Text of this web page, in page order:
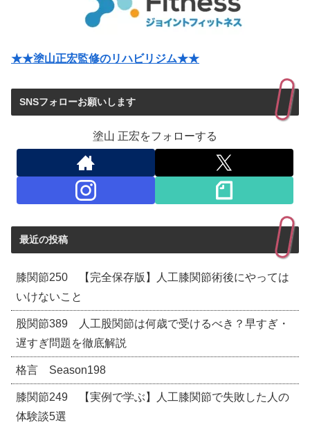
★★塗山正宏監修のリハビリジム★★
SNSフォローお願いします
塗山 正宏をフォローする
最近の投稿
膝関節250 【完全保存版】人工膝関節術後にやっては
いけないこと
股関節389 人工股関節は何歳で受けるべき？早すぎ・
遅すぎ問題を徹底解説
格言 Season198
膝関節249 【実例で学ぶ】人工膝関節で失敗した人の
体験談5選